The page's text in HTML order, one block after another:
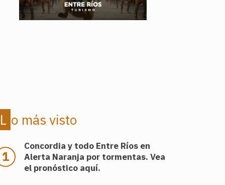
Lo más visto
Concordia y todo Entre Ríos en
Alerta Naranja por tormentas. Vea
el pronóstico aquí.